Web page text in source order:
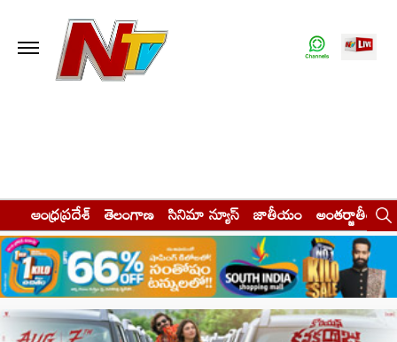
ఆంధ్రప్రదేశ్ తెలంగాణ సినిమా న్యూస్ జాతీయం అంతర్జాతీయం